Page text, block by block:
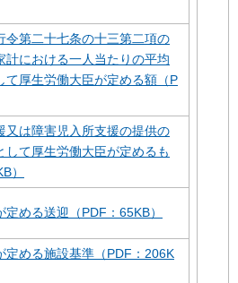
令第二十七条の十三第二項の
計における一人当たりの平均
て厚生労働大臣が定める額（P
又は障害児入所支援の提供の
して厚生労働大臣が定めるも
）
定める送迎（PDF：65KB）
定める施設基準（PDF：206K